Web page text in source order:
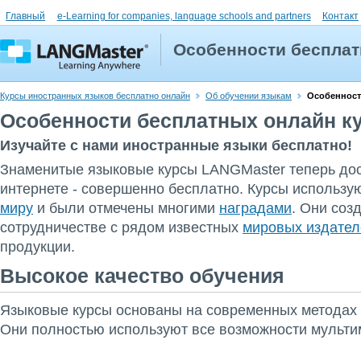
Главный e-Learning for companies, language schools and partners Контакт
Особенности
Курсы иностранных языков бесплатно онлайн Об обучении языкам
Особенности бесплатных онлайн
Изучайте с нами иностранные языки бесплатно!
Знаменитые языковые курсы LANGMaster теперь
интернете - совершенно бесплатно. Курсы
миру и были отмечены многими наградами. Они
сотрудничестве с рядом известных мировых
продукции.
Высокое качество обучения
Языковые курсы основаны на современных
Они полностью используют все возможности